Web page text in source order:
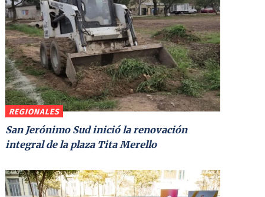
REGIONALES
San Jerónimo Sud inició la renovación
integral de la plaza Tita Merello